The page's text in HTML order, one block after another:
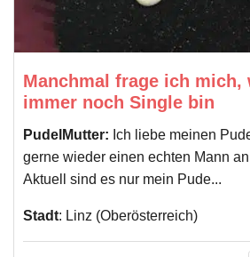
Manchmal frage ich mich,
immer noch Single bin
PudelMutter: Ich liebe meinen
gerne wieder einen echten Mann
Aktuell sind es nur mein Pude...
Stadt: Linz (Oberösterreich)